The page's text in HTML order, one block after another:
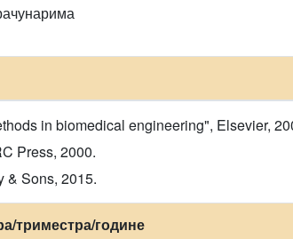
in biomedical engineering", Elsevier,
Press, 2000.
& Sons, 2015.
триместра/године